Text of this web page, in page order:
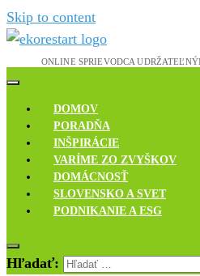
Skip to content
Ekoreštart
Novinky, rozhovory a inšpirácie
DOMOV
PORADŇA
INŠPIRÁCIE
VARÍME ZO ZVYŠKOV
DOMÁCNOSŤ
SLOVENSKO A SVET
PODNIKANIE A ESG
Hľadať: